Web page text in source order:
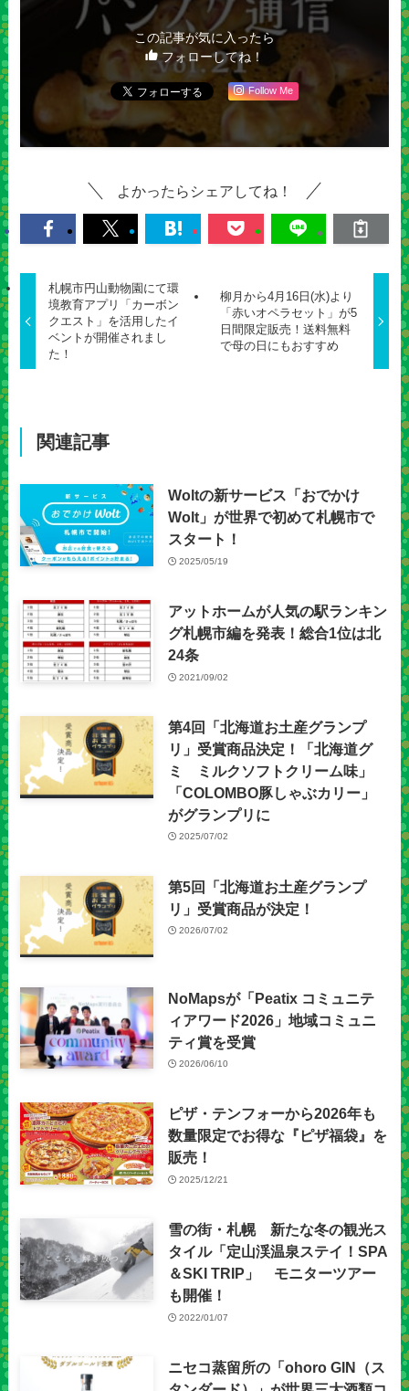
この記事が気に入ったら
フォローしてね！
Follow Me
よかったらシェアしてね！
札幌市円山動物園にて環
境教育アプリ「カーボン
クエスト」を活用したイ
ベントが開催されまし
た！
柳月から4月16日(水)より
「赤いオペラセット」が5
日間限定販売！送料無料
で母の日にもおすすめ
関連記事
Woltの新サービス「おでかけ
Wolt」が世界で初めて札幌市で
スタート！
2025/05/19
アットホームが人気の駅ランキン
グ札幌市編を発表！総合1位は北
24条
2021/09/02
第4回「北海道お土産グランプ
リ」受賞商品決定！「北海道グ
ミ ミルクソフトクリーム味」
「COLOMBO豚しゃぶカリー」
がグランプリに
2025/07/02
第5回「北海道お土産グランプ
リ」受賞商品が決定！
2026/07/02
NoMapsが「Peatix コミュニテ
ィアワード2026」地域コミュニ
ティ賞を受賞
2026/06/10
ピザ・テンフォーから2026年も
数量限定でお得な『ピザ福袋』を
販売！
2025/12/21
雪の街・札幌 新たな冬の観光ス
タイル「定山渓温泉ステイ！SPA
＆SKI TRIP」 モニターツアー
も開催！
2022/01/07
ニセコ蒸留所の「ohoro GIN（ス